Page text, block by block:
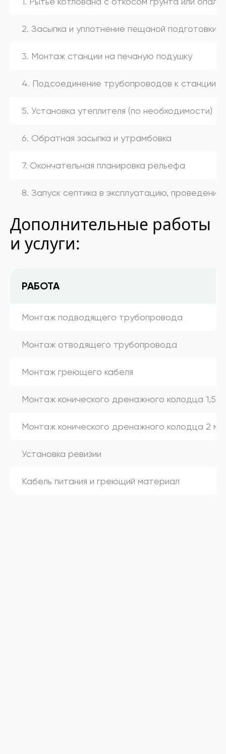
2. Засыпка и уплотнение пещаной подготовки
3. Монтаж станции на печаную подушку
4. Подсоединение трубопроводов к станции
5. Установка утеплителя (по необходимости)
6. Обратная засыпка и утрамбовка
7. Окончательная планировка рельефа
8. Запуск септика в эксплуатацию,
Дополнительные работы
и услуги:
РАБОТА
Монтаж подводящего трубопровода
Монтаж отводящего трубопровода
Монтаж греющего кабеля
Монтаж конического дренажного колодца 1,5 м
Монтаж конического дренажного колодца 2 м
Установка ревизии
Кабель питания и греющий материал